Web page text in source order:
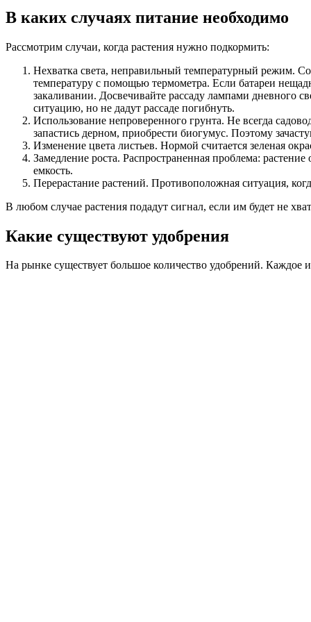
В каких случаях питание необходимо
Рассмотрим случаи, когда растения нужно подкормить:
Нехватка света, неправильный температурный режим.
температуру с помощью термометра. Если батареи
закаливании. Досвечивайте рассаду лампами дневного
ситуацию, но не дадут рассаде погибнуть.
Использование непроверенного грунта. Не всегда
запастись дерном, приобрести биогумус. Поэтому
Изменение цвета листьев. Нормой считается зеленая
Замедление роста. Распространенная проблема:
емкость.
Перерастание растений. Противоположная ситуация,
В любом случае растения подадут сигнал, если им будет не
Какие существуют удобрения
На рынке существует большое количество удобрений. Каждое